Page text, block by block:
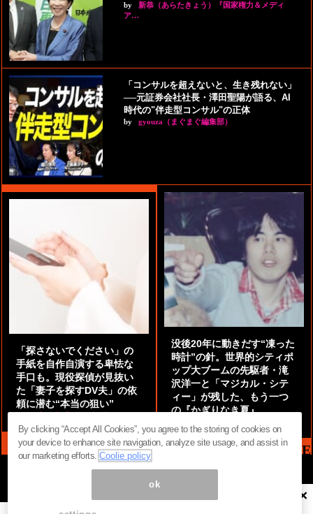
by
新恭（あらたきょう）『国家権力＆メディ
ア…
「コンサルを超えないと、生き残れない」
──元証券会社社長・澤田聖陽が語る、AI
時代の"伴走型コンサル"の正体
by gyouza（まぐまぐ編集部）
「探さないでください」の
手紙を自作自演する卑怯な
手口も。現役探偵が見抜い
た「妻子を探すDV夫」の依
頼に潜む“本当の狙い”
没後20年に動きだす“凍った
時計”の針。世界的シティポ
ップ大ブームの先駆者・滝
沢洋一と「マジカル・シテ
ィー」が残した、もう一つ
の『かぎりなき夏』
MAG2 NEWS HEADLINE
ページ内の商標は全て商標権者に属します。無断転載を禁じます。 ©
×
By clicking “Accept All Cookies”, you agree to the storing of cookies on
your device to enhance site navigation, analyze site usage, and assist in
our marketing efforts.Coolie policy
ok